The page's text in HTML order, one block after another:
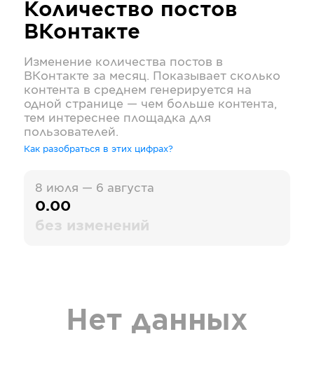
Количество постов
ВКонтакте
Изменение количества постов в
ВКонтакте за месяц. Показывает сколько
контента в среднем генерируется на
одной странице — чем больше контента,
тем интереснее площадка для
пользователей.
Как разобраться в этих цифрах?
8 июля — 6 августа
0.00
без изменений
Нет данных